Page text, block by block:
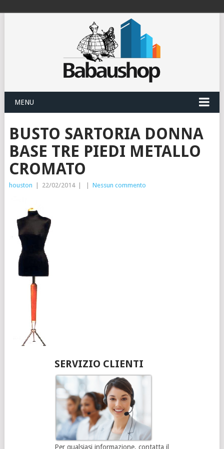
MENU
BUSTO SARTORIA DONNA
BASE TRE PIEDI METALLO
CROMATO
houston 22/02/2014 Nessun commento
SERVIZIO CLIENTI
Per qualsiasi informazione, contatta il